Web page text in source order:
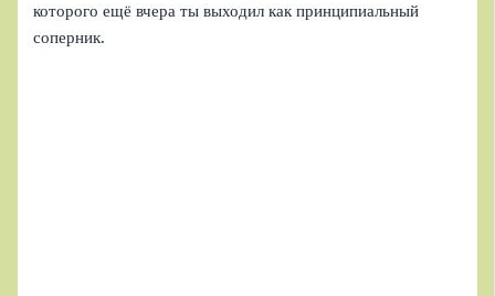
которого ещё вчера ты выходил как принципиальный
соперник.